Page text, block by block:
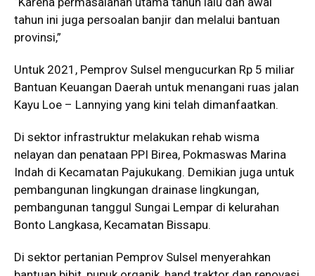
tahun ini juga persoalan banjir dan melalui bantuan
provinsi,”
Untuk 2021, Pemprov Sulsel mengucurkan Rp 5 miliar
Bantuan Keuangan Daerah untuk menangani ruas jalan
Kayu Loe – Lannying yang kini telah dimanfaatkan.
Di sektor infrastruktur melakukan rehab wisma
nelayan dan penataan PPI Birea, Pokmaswas Marina
Indah di Kecamatan Pajukukang. Demikian juga untuk
pembangunan lingkungan drainase lingkungan,
pembangunan tanggul Sungai Lempar di kelurahan
Bonto Langkasa, Kecamatan Bissapu.
Di sektor pertanian Pemprov Sulsel menyerahkan